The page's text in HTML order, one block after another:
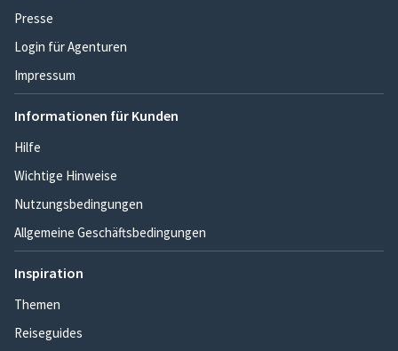
Presse
Login für Agenturen
Impressum
Informationen für Kunden
Hilfe
Wichtige Hinweise
Nutzungsbedingungen
Allgemeine Geschäftsbedingungen
Inspiration
Themen
Reiseguides